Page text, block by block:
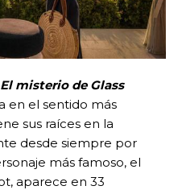
misterio de Glass
en el sentido más
sus raíces en la
desde siempre por
más famoso, el
aparece en 33